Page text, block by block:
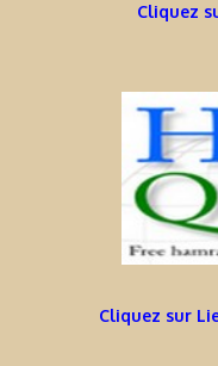
Cliquez
Cliquez sur